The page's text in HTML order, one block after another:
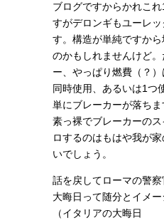
ブログですからかれこ
すがデロンギもユーレ
す。構造が単純ですか
のかもしれませんけど
ー、やっぱり燃費（？
同時使用、あるいは1つ
単にブレーカーが落ち
素っ裸でブレーカーの
ロするのはもはや我が
いでしょう。
話を戻してローマの警
大晦日って随分とイメ
（イタリアの大晦日